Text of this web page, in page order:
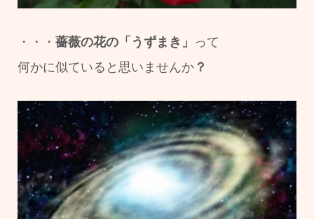
・・・ 薔薇の花の「うずまき」 って
何かに似ていると思いませんか？